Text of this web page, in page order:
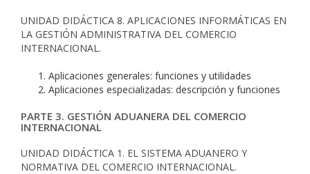
UNIDAD DIDÁCTICA 8. APLICACIONES INFORMÁTICAS EN
LA GESTIÓN ADMINISTRATIVA DEL COMERCIO
INTERNACIONAL.
Aplicaciones generales: funciones y utilidades
Aplicaciones especializadas: descripción y funciones
PARTE 3. GESTIÓN ADUANERA DEL COMERCIO
INTERNACIONAL
UNIDAD DIDÁCTICA 1. EL SISTEMA ADUANERO Y
NORMATIVA DEL COMERCIO INTERNACIONAL.